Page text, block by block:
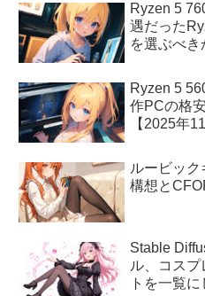
Ryzen 5
遇だった
を選ぶべき
Ryzen 5
作PCの格
【2025年
ルービッ
構想と
Stable
ル、コス
トを一覧